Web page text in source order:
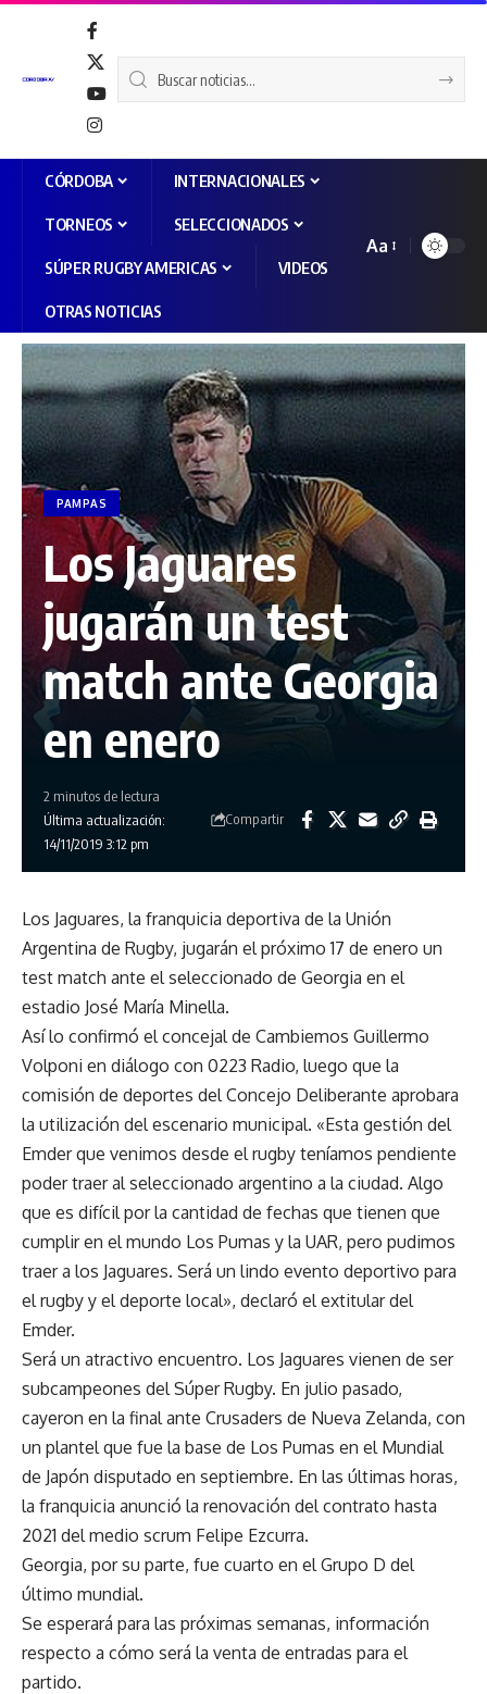
CÓRDOBA INTERNACIONALES
TORNEOS SELECCIONADOS
SÚPER RUGBY AMERICAS VIDEOS
OTRAS NOTICIAS
Aa
PAMPAS
Los Jaguares
jugarán un test
match ante Georgia
en enero
Última actualización:
14/11/2019 3:12 pm
2 minutos de lectura
Compartir
Los Jaguares, la franquicia deportiva de la Unión
Argentina de Rugby, jugarán el próximo 17 de enero un
test match ante el seleccionado de Georgia en el
estadio José María Minella.
Así lo confirmó el concejal de Cambiemos Guillermo
Volponi en diálogo con 0223 Radio, luego que la
comisión de deportes del Concejo Deliberante aprobara
la utilización del escenario municipal. «Esta gestión del
Emder que venimos desde el rugby teníamos pendiente
poder traer al seleccionado argentino a la ciudad. Algo
que es difícil por la cantidad de fechas que tienen que
cumplir en el mundo Los Pumas y la UAR, pero pudimos
traer a los Jaguares. Será un lindo evento deportivo para
el rugby y el deporte local», declaró el extitular del
Emder.
Será un atractivo encuentro. Los Jaguares vienen de ser
subcampeones del Súper Rugby. En julio pasado,
cayeron en la final ante Crusaders de Nueva Zelanda, con
un plantel que fue la base de Los Pumas en el Mundial
de Japón disputado en septiembre. En las últimas horas,
la franquicia anunció la renovación del contrato hasta
2021 del medio scrum Felipe Ezcurra.
Georgia, por su parte, fue cuarto en el Grupo D del
último mundial.
Se esperará para las próximas semanas, información
respecto a cómo será la venta de entradas para el
partido.